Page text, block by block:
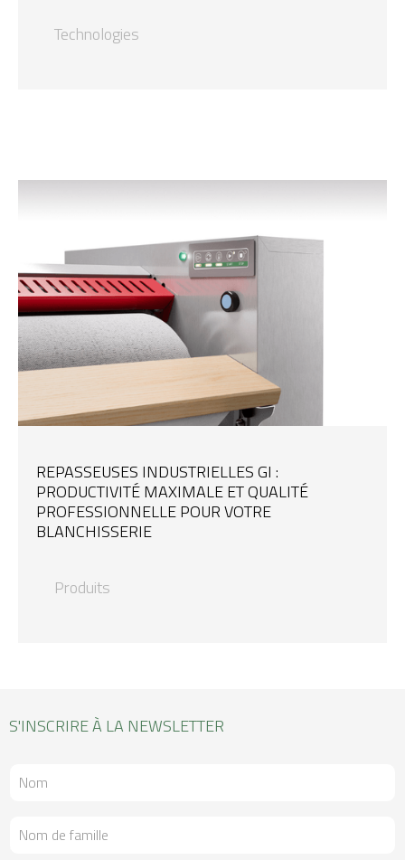
Technologies
REPASSEUSES INDUSTRIELLES GI :
PRODUCTIVITÉ MAXIMALE ET QUALITÉ
PROFESSIONNELLE POUR VOTRE
BLANCHISSERIE
Produits
S'INSCRIRE À LA NEWSLETTER